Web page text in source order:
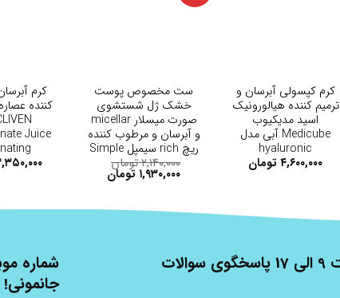
کرم کپسولی آبرسان و
ترمیم کننده هیالورونیک
اسید مدیکیوب
Medicube آبی مدل
hyaluronic
moisturizing
۴,۶۰۰,۰۰۰ تومان
ست مخصوص پوست
خشک ژل شستشوی
صورت میسلار micellar
و آبرسان و مرطوب کننده
ریچ rich سیمپل Simple
۲,۱۴۰,۰۰۰تومان
۱,۹۳۰,۰۰۰ تومان
کرم
کننده
Juice
شنبه تا پنجشنبه، از ساعت 9 الی 17 پاسخگوی سوالات
شماره
جانمونی!